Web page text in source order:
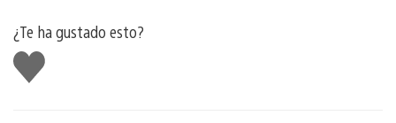
¿Te ha gustado esto?
Me
gusta
esto